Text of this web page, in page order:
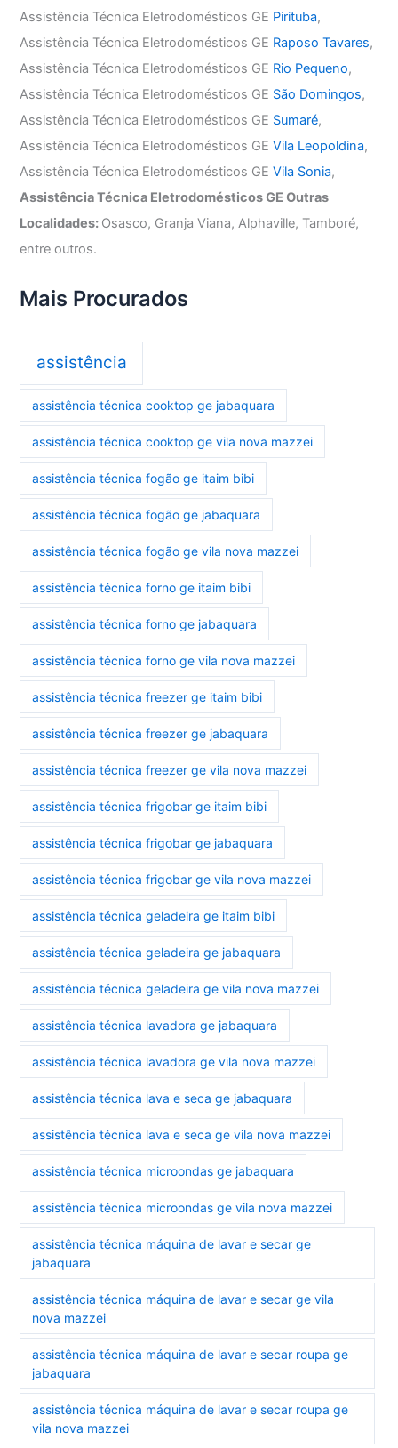
Assistência Técnica Eletrodomésticos GE Pirituba,
Assistência Técnica Eletrodomésticos GE Raposo Tavares,
Assistência Técnica Eletrodomésticos GE Rio Pequeno,
Assistência Técnica Eletrodomésticos GE São Domingos,
Assistência Técnica Eletrodomésticos GE Sumaré,
Assistência Técnica Eletrodomésticos GEVila Leopoldina,
Assistência Técnica Eletrodomésticos GEVila Sonia,
Assistência Técnica Eletrodomésticos GE Outras
Localidades: Osasco, Granja Viana, Alphaville, Tamboré,
entre outros.
Mais Procurados
assistência
assistência técnica cooktop ge jabaquara
assistência técnica cooktop ge vila nova mazzei
assistência técnica fogão ge itaim bibi
assistência técnica fogão ge jabaquara
assistência técnica fogão ge vila nova mazzei
assistência técnica forno ge itaim bibi
assistência técnica forno ge jabaquara
assistência técnica forno ge vila nova mazzei
assistência técnica freezer ge itaim bibi
assistência técnica freezer ge jabaquara
assistência técnica freezer ge vila nova mazzei
assistência técnica frigobar ge itaim bibi
assistência técnica frigobar ge jabaquara
assistência técnica frigobar ge vila nova mazzei
assistência técnica geladeira ge itaim bibi
assistência técnica geladeira ge jabaquara
assistência técnica geladeira ge vila nova mazzei
assistência técnica lavadora ge jabaquara
assistência técnica lavadora ge vila nova mazzei
assistência técnica lava e seca ge jabaquara
assistência técnica lava e seca ge vila nova mazzei
assistência técnica microondas ge jabaquara
assistência técnica microondas ge vila nova mazzei
assistência técnica máquina de lavar e secar ge
jabaquara
assistência técnica máquina de lavar e secar ge vila
nova mazzei
assistência técnica máquina de lavar e secar roupa ge
jabaquara
assistência técnica máquina de lavar e secar roupa ge
vila nova mazzei